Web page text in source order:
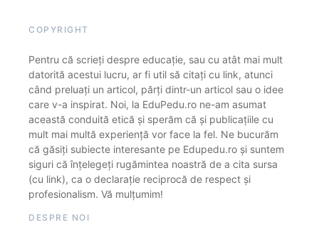
COPYRIGHT
Pentru că scrieți despre educație, sau cu atât mai mult
datorită acestui lucru, ar fi util să citați cu link, atunci
când preluați un articol, părți dintr-un articol sau o idee
care v-a inspirat. Noi, la EduPedu.ro ne-am asumat
această conduită etică și sperăm că și publicațiile cu
mult mai multă experiență vor face la fel. Ne bucurăm
că găsiți subiecte interesante pe Edupedu.ro și suntem
siguri că înțelegeți rugămintea noastră de a cita sursa
(cu link), ca o declarație reciprocă de respect și
profesionalism. Vă mulțumim!
DESPRE NOI